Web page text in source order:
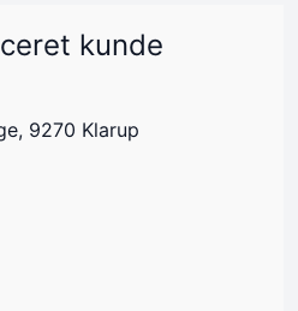
kunde
9270 Klarup